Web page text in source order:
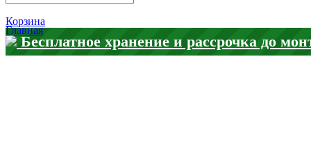
Корзина
Бесплатное хранение и рассрочка до
Главная